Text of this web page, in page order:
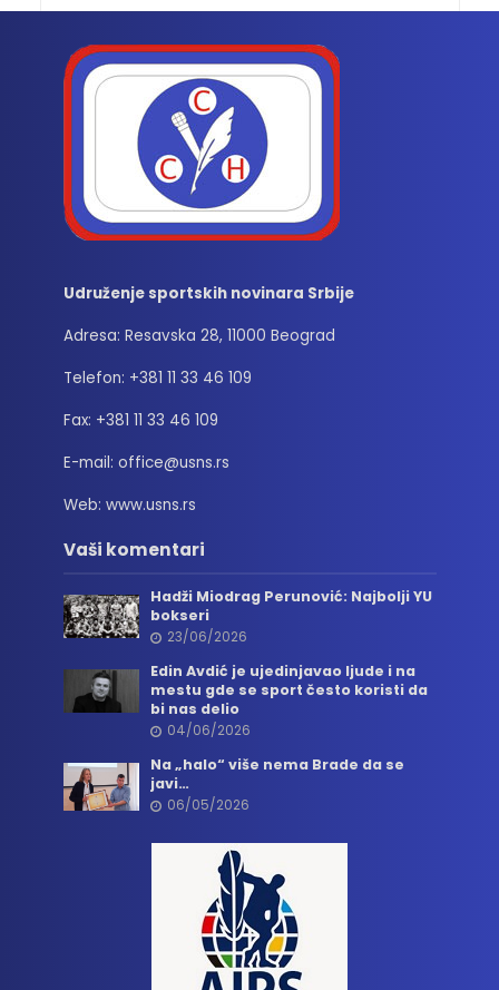
Udruženje sportskih novinara Srbije
Adresa: Resavska 28, 11000 Beograd
Telefon: +381 11 33 46 109
Fax: +381 11 33 46 109
E-mail: office@usns.rs
Web: www.usns.rs
Vaši komentari
Hadži Miodrag Perunović: Najbolji YU
bokseri
23/06/2026
Edin Avdić je ujedinjavao ljude i na
mestu gde se sport često koristi da
bi nas delio
04/06/2026
Na „halo“ više nema Brade da se
javi…
06/05/2026